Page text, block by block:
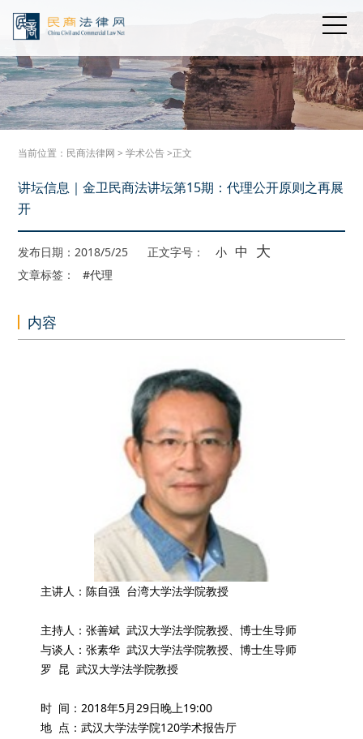
当前位置： 民商法律网 >学术公告>正文
讲坛信息｜金卫民商法讲坛第15期：代理公开原则之再展
开
发布日期：2018/5/25 正文字号： 小 中 大
文章标签： #代理
内容
主讲人：陈自强 台湾大学法学院教授
主持人：张善斌 武汉大学法学院教授、博士生导师
与谈人：张素华 武汉大学法学院教授、博士生导师
罗 昆 武汉大学法学院教授
时 间：2018年5月29日晚上19:00
地 点：武汉大学法学院120学术报告厅